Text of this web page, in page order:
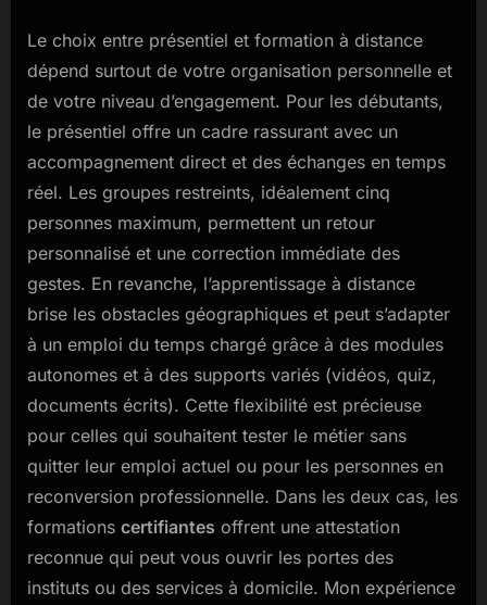
Le choix entre présentiel et formation à distance
dépend surtout de votre organisation personnelle et
de votre niveau d’engagement. Pour les débutants,
le présentiel offre un cadre rassurant avec un
accompagnement direct et des échanges en temps
réel. Les groupes restreints, idéalement cinq
personnes maximum, permettent un retour
personnalisé et une correction immédiate des
gestes. En revanche, l’apprentissage à distance
brise les obstacles géographiques et peut s’adapter
à un emploi du temps chargé grâce à des modules
autonomes et à des supports variés (vidéos, quiz,
documents écrits). Cette flexibilité est précieuse
pour celles qui souhaitent tester le métier sans
quitter leur emploi actuel ou pour les personnes en
reconversion professionnelle. Dans les deux cas, les
formations certifiantes offrent une attestation
reconnue qui peut vous ouvrir les portes des
instituts ou des services à domicile. Mon expérience